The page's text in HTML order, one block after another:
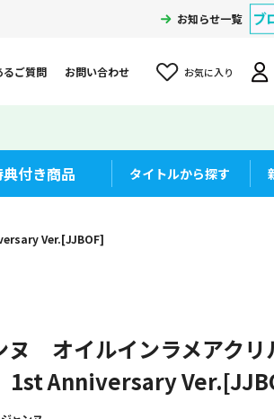
お知らせ一覧
るご質問 お問い合わせ お気に入り
付き商品 タイトルから探す
Ver.[JJBOF]
ヌ オイルインラメアクリ
1st Anniversary